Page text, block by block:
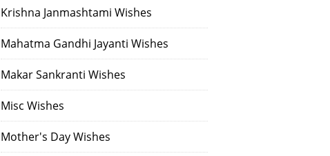
Krishna Janmashtami Wishes
Mahatma Gandhi Jayanti Wishes
Makar Sankranti Wishes
Misc Wishes
Mother's Day Wishes